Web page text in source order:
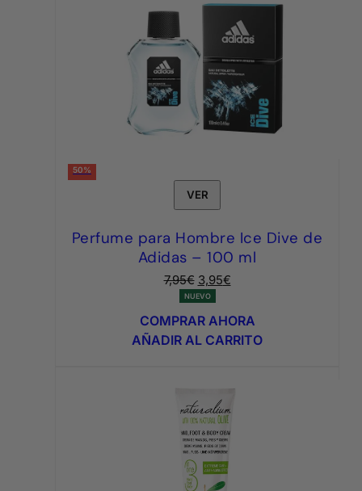
50%
VER
Perfume para Hombre Ice Dive de
Adidas – 100 ml
7,95€ El
precio
original
era:
3,95€El
actual
es:
NUEVO
COMPRAR AHORA
AÑADIR AL CARRITO